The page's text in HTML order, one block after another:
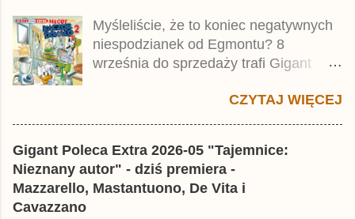
Taschenbuch Phantomias Collection ,
który trafił do sprzedaży pod koniec
2025 roku.
Myśleliście, że to koniec negatywnych
niespodzianek od Egmontu? 8
września do sprzedaży trafi Gigant
Jednak wbrew temu, na co wskazuje
nazwa tomu, nie będzie to przedruk
młodego Kaczora Donalda i jego
przyjaciół, lecz prawdopodobnie znajdą
się tam opowieści z wydań 9-10 .
CZYTAJ WIĘCEJ
Gigant Poleca Extra 2026-05 "Tajemnice:
Nieznany autor" - dziś premiera -
Mazzarello, Mastantuono, De Vita i
Cavazzano